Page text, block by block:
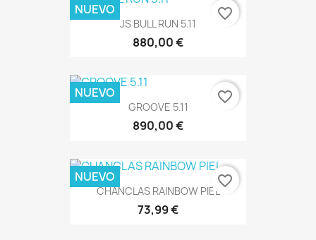
JS BULL RUN 5.11
880,00 €
NUEVO favorite_border
GROOVE 5.11
890,00 €
NUEVO favorite_border
CHANCLAS RAINBOW PIEL
73,99 €
NUEVO favorite_border